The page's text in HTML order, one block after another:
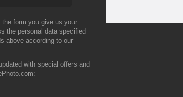
the form you give us your
the personal data specified
above according to our
with special offers and